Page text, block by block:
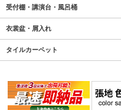
受付棚・講演台・風呂桶
衣裳盆・屑入れ
タイルカーペット